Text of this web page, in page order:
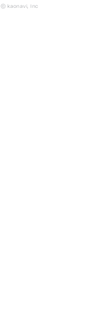
© kaonavi, Inc